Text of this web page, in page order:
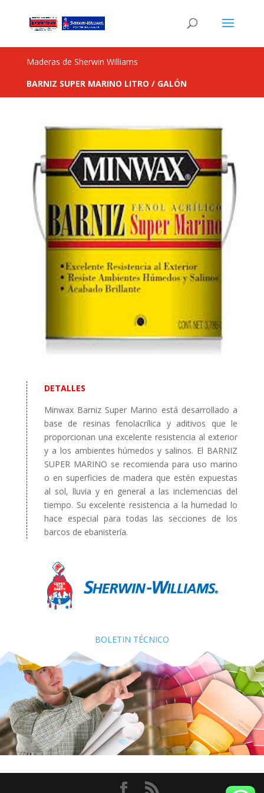
Maderas de Sherwin Williams
BARNIZ SUPER MARINO LITRO / GALÓN
DETALLES
Minwax Barniz Super Marino está desarrollado a
base de resinas fenolacrílica y aditivos que le
proporcionan una excelente resistencia al exterior
y a los ambientes húmedos y salinos. El BARNIZ
SUPER MARINO se recomienda para uso marino
o en superficies de madera que estén expuestas
al sol, lluvia y en general a las inclemencias del
tiempo. Su excelente resistencia a la humedad lo
hace especial para todas las secciones de los
barcos de ebanistería.
BOLETIN TÉCNICO